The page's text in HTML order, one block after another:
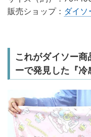
販売ショップ： ダイソ
これがダイソー
ーで発見した『冷